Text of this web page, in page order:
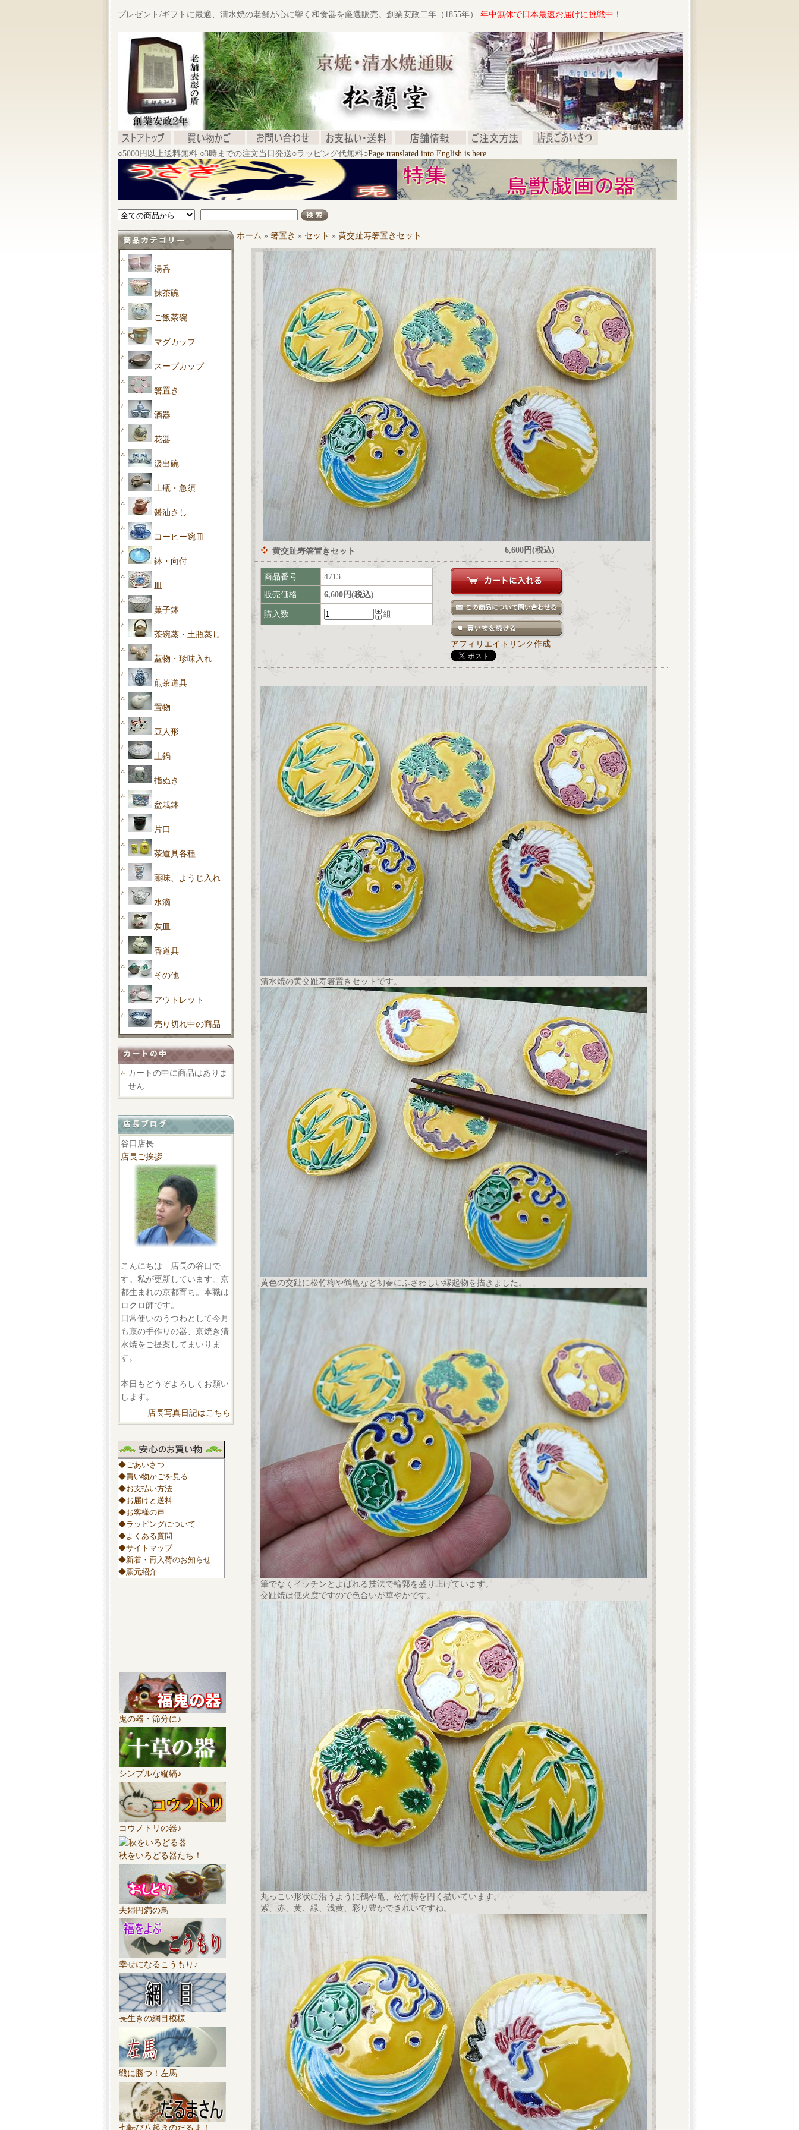
プレゼント/ギフトに最適、清水焼の老舗が心に響く和食器を厳選販売。創業安政二年（1855年） 年中無休で日本最速お届けに挑戦中！
○5000円以上送料無料 ○3時までの注文当日発送○ラッピング代無料○Page translated into English is here.
湯呑
抹茶碗
ご飯茶碗
マグカップ
スープカップ
箸置き
酒器
花器
汲出碗
土瓶・急須
醤油さし
コーヒー碗皿
鉢・向付
菓子鉢
茶碗蒸・土瓶蒸し
蓋物・珍味入れ
煎茶道具
置物
豆人形
土鍋
指ぬき
盆栽鉢
片口
茶道具各種
薬味、ようじ入れ
水滴
灰皿
香道具
その他
アウトレット
売り切れ中の商品
カートの中に商品はありま
せん
谷口店長
店長ご挨拶
こんにちは 店長の谷口で
す。私が更新しています。京
都生まれの京都育ち。本職は
ロクロ師です。
日常使いのうつわとして今月
も京の手作りの器、京焼き清
水焼をご提案してまいりま
す。
本日もどうぞよろしくお願い
します。
店長写真日記はこちら
◆ごあいさつ
◆買い物かごを見る
◆お支払い方法
◆お届けと送料
◆お客様の声
◆ラッピングについて
◆よくある質問
◆サイトマップ
◆新着・再入荷のお知らせ
◆窯元紹介
鬼の器・節分に♪
シンプルな縦縞♪
コウノトリの器♪
秋をいろどる器たち！
夫婦円満の鳥
幸せになるこうもり♪
長生きの網目模様
戦に勝つ！左馬
七転び八起きのだるま！
ホーム » 箸置き » セット » 黄交趾寿箸置きセット
黄交趾寿箸置きセット 6,600円(税込)
商品番号
4713
販売価格
6,600円(税込)
購入数 組
アフィリエイトリンク作成
清水焼の黄交趾寿箸置きセットです。
黄色の交趾に松竹梅や鶴亀など初春にふさわしい縁起物を描きました。
筆でなくイッチンとよばれる技法で輪郭を盛り上げています。
交趾焼は低火度ですので色合いが華やかです。
丸っこい形状に沿うように鶴や亀、松竹梅を円く描いています。
紫、赤、黄、緑、浅黄、彩り豊かできれいですね。